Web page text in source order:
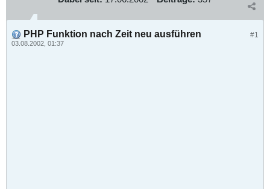
#1
PHP Funktion nach Zeit neu ausführen
03.08.2002, 01:37